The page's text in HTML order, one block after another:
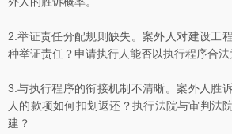
2.举证责任分配规则缺失。案外人对建设工
种举证责任？申请执行人能否以执行程序合
3.与执行程序的衔接机制不清晰。案外人胜
人的款项如何扣划返还？执行法院与审判法
建？